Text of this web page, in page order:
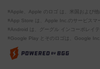
※Apple、Apple のロゴ は、米国および
※App Store は、Apple Inc.のサービスマ
※Android は、グーグル インコーポレイ
※Google Play とそのロゴは、Google